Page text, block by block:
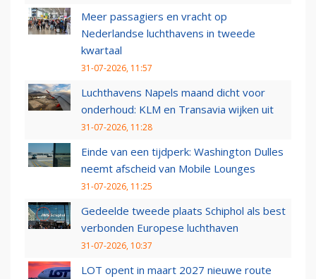
Meer passagiers en vracht op
Nederlandse luchthavens in tweede
kwartaal
31-07-2026, 11:57
Luchthavens Napels maand dicht voor
onderhoud: KLM en Transavia wijken uit
31-07-2026, 11:28
Einde van een tijdperk: Washington Dulles
neemt afscheid van Mobile Lounges
31-07-2026, 11:25
Gedeelde tweede plaats Schiphol als best
verbonden Europese luchthaven
31-07-2026, 10:37
LOT opent in maart 2027 nieuwe route